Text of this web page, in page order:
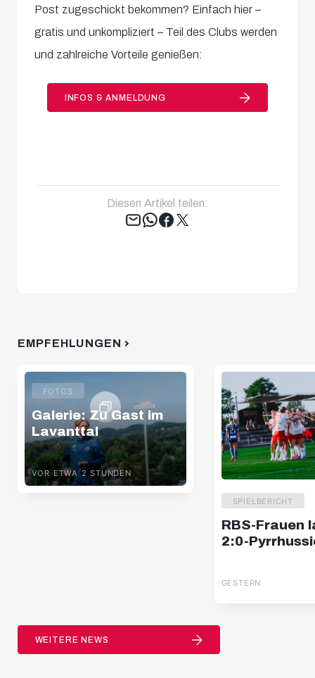
Post zugeschickt bekommen? Einfach hier –
gratis und unkompliziert – Teil des Clubs werden
und zahlreiche Vorteile genießen:
INFOS & ANMELDUNG
Diesen Artikel teilen:
Tweet
EMPFEHLUNGEN
FOTOS
Galerie: Zu Gast im
Lavanttal
VOR ETWA 2 STUNDEN
SPIELBERICHT
RBS-Frauen
2:0-
GESTERN
WEITERE NEWS